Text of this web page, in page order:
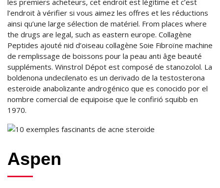
l’endroit à vérifier si vous aimez les offres et les réductions
ainsi qu’une large sélection de matériel. From places where
the drugs are legal, such as eastern europe. Collagène
Peptides ajouté nid d’oiseau collagène Soie Fibroïne machine
de remplissage de boissons pour la peau anti âge beauté
suppléments. Winstrol Dépot est composé de stanozolol. La
boldenona undecilenato es un derivado de la testosterona
esteroide anabolizante androgénico que es conocido por el
nombre comercial de equipoise que le confirió squibb en
1970.
Aspen